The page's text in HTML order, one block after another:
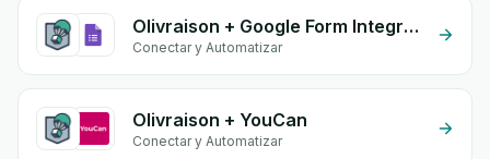
Olivraison + Google Form Integration
Conectar y Automatizar
Olivraison + YouCan
Conectar y Automatizar